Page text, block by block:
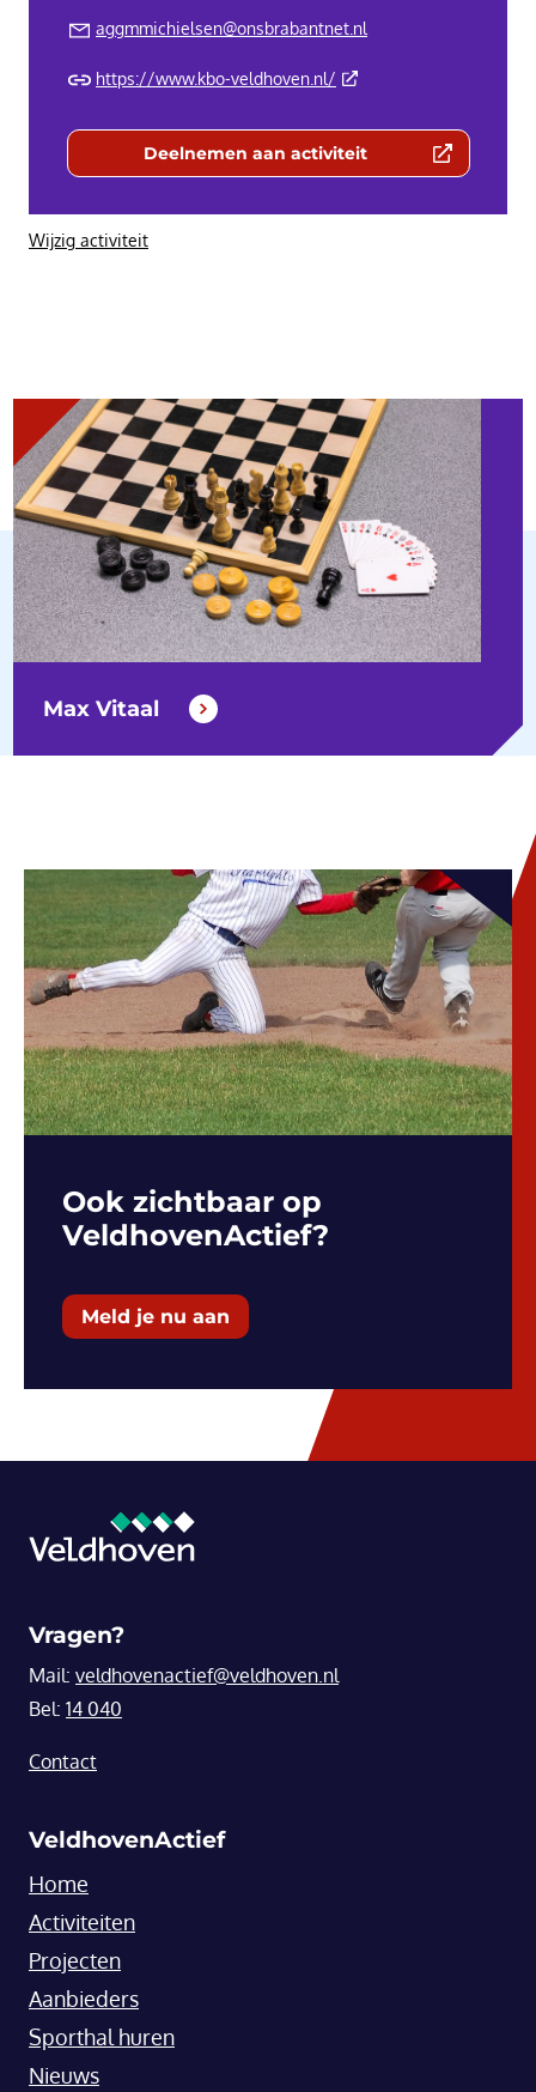
aggmmichielsen@onsbrabantnet.nl
https://www.kbo-veldhoven.nl/ (Deze link gaat naar een
Deelnemen aan activiteit(Deze link gaat naar een externe
Wijzig activiteit
Max Vitaal
Ook zichtbaar op
VeldhovenActief?
Meld je nu aan
Vragen?
Mail: veldhovenactief@veldhoven.nl
Bel: 14 040
Contact
VeldhovenActief
Home
Activiteiten
Projecten
Aanbieders
Sporthal huren
Nieuws